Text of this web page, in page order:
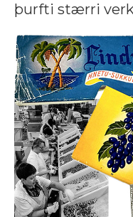
þurfti stærri